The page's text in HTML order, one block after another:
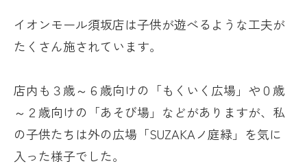
イオンモール須坂店は子供が遊べるような工夫が
たくさん施されています。
店内も３歳～６歳向けの「もくいく広場」や０歳
～２歳向けの「あそび場」などがありますが、私
の子供たちは外の広場「SUZAKAノ庭緑」を気に
入った様子でした。